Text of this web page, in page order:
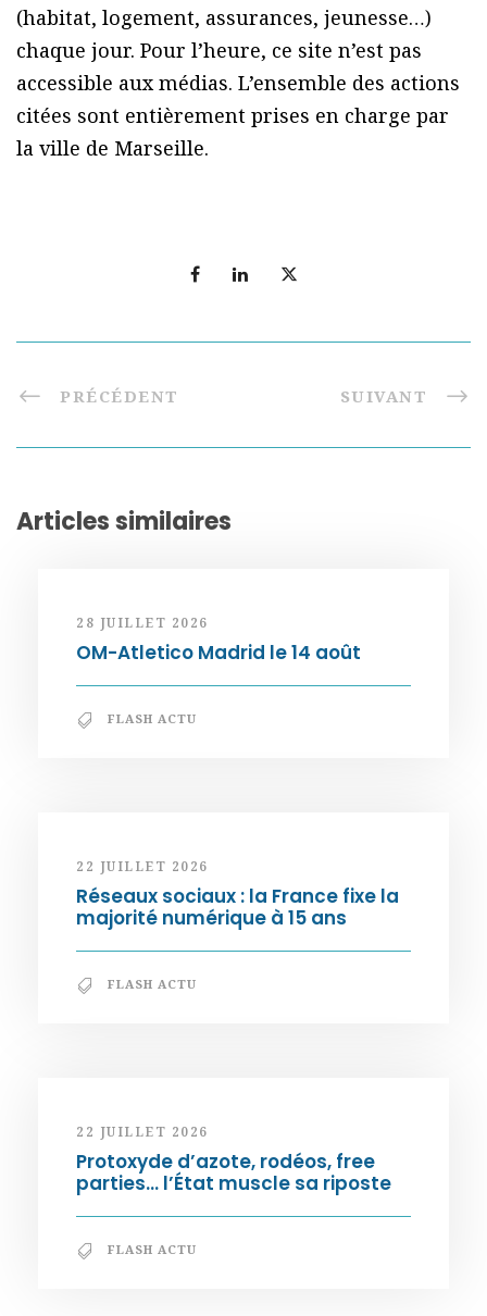
(habitat, logement, assurances, jeunesse…)
chaque jour. Pour l’heure, ce site n’est pas
accessible aux médias. L’ensemble des actions
citées sont entièrement prises en charge par
la ville de Marseille.
PRÉCÉDENT SUIVANT
Articles similaires
28 JUILLET 2026
OM-Atletico Madrid le 14 août
FLASH ACTU
22 JUILLET 2026
Réseaux sociaux : la France fixe la
majorité numérique à 15 ans
FLASH ACTU
22 JUILLET 2026
Protoxyde d’azote, rodéos, free
parties… l’État muscle sa riposte
FLASH ACTU